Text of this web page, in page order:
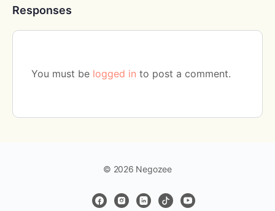
Responses
You must be logged in to post a comment.
© 2026 Negozee